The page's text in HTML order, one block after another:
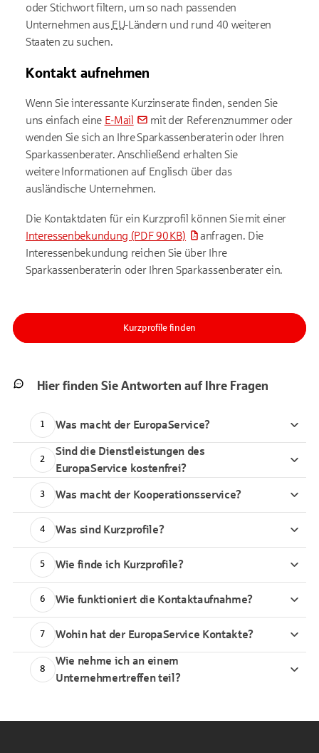
oder Stichwort filtern, um so nach passenden
Unternehmen aus EU-Ländern und rund 40 weiteren
Staaten zu suchen.
Kontakt aufnehmen
Wenn Sie interessante Kurzinserate finden, senden Sie
uns einfach eine E-Mail
mit der Referenznummer oder
wenden Sie sich an Ihre Sparkassenberaterin oder Ihren
Sparkassenberater. Anschließend erhalten Sie
weitere Informationen auf Englisch über das
ausländische Unternehmen.
Die Kontaktdaten für ein Kurzprofil können Sie mit einer
Interessenbekundung (PDF 90 KB)
anfragen. Die
Interessenbekundung reichen Sie über Ihre
Sparkassenberaterin oder Ihren Sparkassenberater ein.
Kurzprofile finden
Hier finden Sie Antworten auf Ihre Fragen
1 Was macht der EuropaService?
2
Sind die Dienstleistungen des
EuropaService kostenfrei?
3 Was macht der Kooperationsservice?
4 Was sind Kurzprofile?
5 Wie finde ich Kurzprofile?
6 Wie funktioniert die Kontaktaufnahme?
7 Wohin hat der EuropaService Kontakte?
8
Wie nehme ich an einem
Unternehmertreffen teil?